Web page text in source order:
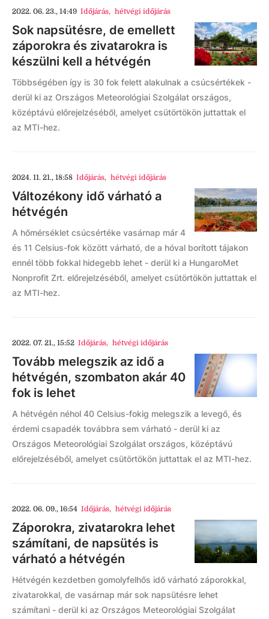
2022. 06. 23., 14:49 Időjárás, hétvégi időjárás
Sok napsütésre, de emellett
záporokra és zivatarokra is
készülni kell a hétvégén
Többségében így is 30 fok felett alakulnak a csúcsértékek -
derül ki az Országos Meteorológiai Szolgálat országos,
középtávú előrejelzéséből, amelyet csütörtökön juttattak el
az MTI-hez.
2024. 11. 21., 18:58 Időjárás, hétvégi időjárás
Változékony idő várható a
hétvégén
A hőmérséklet csúcsértéke vasárnap már 4
és 11 Celsius-fok között várható, de a hóval borított tájakon
ennél több fokkal hidegebb lehet - derül ki a HungaroMet
Nonprofit Zrt. előrejelzéséből, amelyet csütörtökön juttattak el
az MTI-hez.
2022. 07. 21., 15:52 Időjárás, hétvégi időjárás
Tovább melegszik az idő a
hétvégén, szombaton akár 40
fok is lehet
A hétvégén néhol 40 Celsius-fokig melegszik a levegő, és
érdemi csapadék továbbra sem várható - derül ki az
Országos Meteorológiai Szolgálat országos, középtávú
előrejelzéséből, amelyet csütörtökön juttattak el az MTI-hez.
2022. 06. 09., 16:54 Időjárás, hétvégi időjárás
Záporokra, zivatarokra lehet
számítani, de napsütés is
várható a hétvégén
Hétvégén kezdetben gomolyfelhős idő várható záporokkal,
zivatarokkal, de vasárnap már sok napsütésre lehet
számítani - derül ki az Országos Meteorológiai Szolgálat